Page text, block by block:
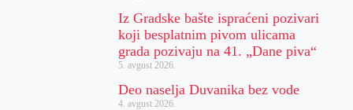
Iz Gradske bašte ispraćeni pozivari
koji besplatnim pivom ulicama
grada pozivaju na 41. „Dane piva“
5. avgust 2026.
Deo naselja Duvanika bez vode
4. avgust 2026.